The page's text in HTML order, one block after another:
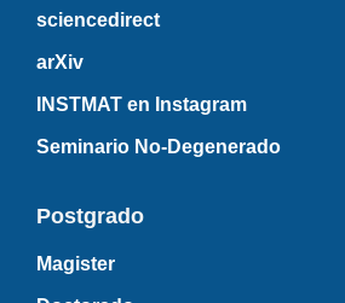
sciencedirect
arXiv
INSTMAT en Instagram
Seminario No-Degenerado
Postgrado
Magister